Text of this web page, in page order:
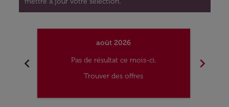
chevron_left
août 2026
Pas de résultat ce mois-ci.
Trouver des offres
chevron_right